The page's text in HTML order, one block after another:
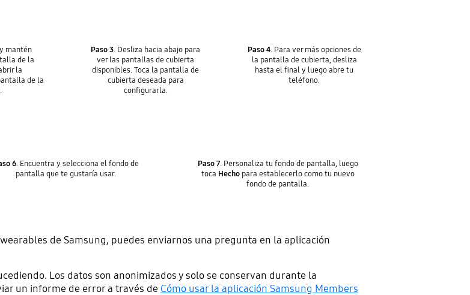
mantén
de la
la
de la
Paso 3. Desliza hacia abajo para
ver las pantallas de cubierta
disponibles. Toca la pantalla de
cubierta deseada para
configurarla.
Paso 4. Para ver más opciones de
la pantalla de cubierta, desliza
hasta el final y luego abre tu
teléfono.
6. Encuentra y selecciona el fondo de
pantalla que te gustaría usar.
Paso 7. Personaliza tu fondo de pantalla, luego
toca Hechopara establecerlo como tu nuevo
fondo de pantalla.
de Samsung, puedes enviarnos una pregunta en la aplicación
Los datos son anonimizados y solo se conservan durante la
un informe de error a través de Cómo usar la aplicación Samsung Members